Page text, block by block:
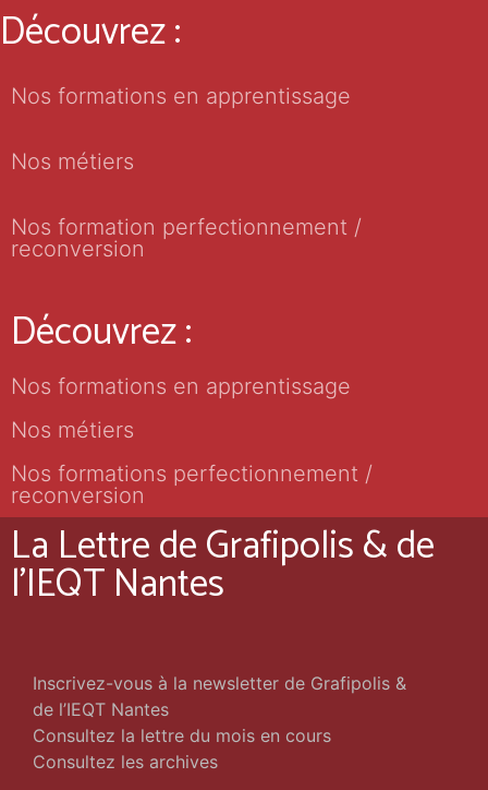
Découvrez :
Nos formations en apprentissage
Nos métiers
Nos formation perfectionnement /
reconversion
Découvrez :
Nos formations en apprentissage
Nos métiers
Nos formations perfectionnement /
reconversion
La Lettre de Grafipolis & de
l'IEQT Nantes
Inscrivez-vous à la newsletter de Grafipolis &
de l’IEQT Nantes
Consultez la lettre du mois en cours
Consultez les archives